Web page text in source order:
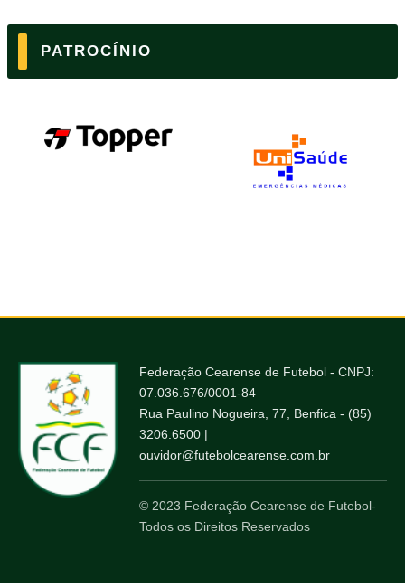
PATROCÍNIO
Federação Cearense de Futebol - CNPJ:
07.036.676/0001-84
Rua Paulino Nogueira, 77, Benfica - (85)
3206.6500 |
ouvidor@futebolcearense.com.br
© 2023 Federação Cearense de Futebol-
Todos os Direitos Reservados